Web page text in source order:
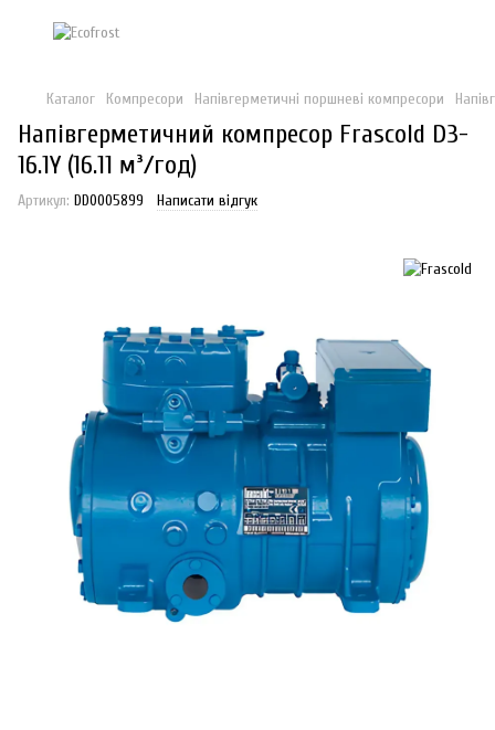
Каталог Компресори Напівгерметичні поршневі компресори
Напівгерметичний компресор Frascold D3-
16.1Y (16.11 м³/год)
Артикул: DD0005899 Написати відгук